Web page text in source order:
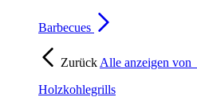
Barbecues
Zurück Alle anzeigen von
Holzkohlegrills